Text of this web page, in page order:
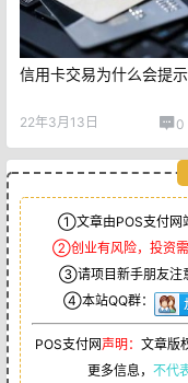
信用卡交易为什么会提
22年3月13日 0
①文章由POS支付网
②创业有风险，投资需
③请项目新手朋友注
④本站QQ群：
POS支付网声明： 文章版
更多信息， 不代